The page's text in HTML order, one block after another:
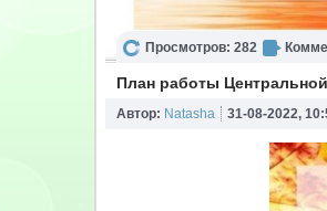
Просмотров: 282
План работы
Автор: Natasha 31-08-2022,